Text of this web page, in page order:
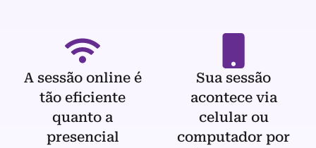
A sessão online é
tão eficiente
quanto a
presencial
Sua sessão
acontece via
celular ou
computador por